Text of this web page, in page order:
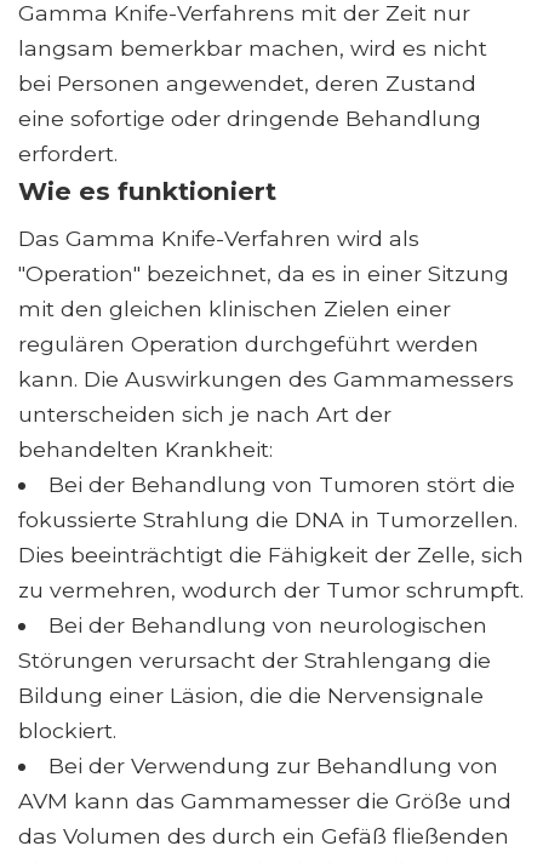
Gamma Knife-Verfahrens mit der Zeit nur
langsam bemerkbar machen, wird es nicht
bei Personen angewendet, deren Zustand
eine sofortige oder dringende Behandlung
erfordert.
Wie es funktioniert
Das Gamma Knife-Verfahren wird als
"Operation" bezeichnet, da es in einer Sitzung
mit den gleichen klinischen Zielen einer
regulären Operation durchgeführt werden
kann. Die Auswirkungen des Gammamessers
unterscheiden sich je nach Art der
behandelten Krankheit:
Bei der Behandlung von Tumoren stört die
fokussierte Strahlung die DNA in Tumorzellen.
Dies beeinträchtigt die Fähigkeit der Zelle, sich
zu vermehren, wodurch der Tumor schrumpft.
Bei der Behandlung von neurologischen
Störungen verursacht der Strahlengang die
Bildung einer Läsion, die die Nervensignale
blockiert.
Bei der Verwendung zur Behandlung von
AVM kann das Gammamesser die Größe und
das Volumen des durch ein Gefäß fließenden